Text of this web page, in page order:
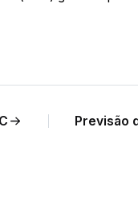
Previsão